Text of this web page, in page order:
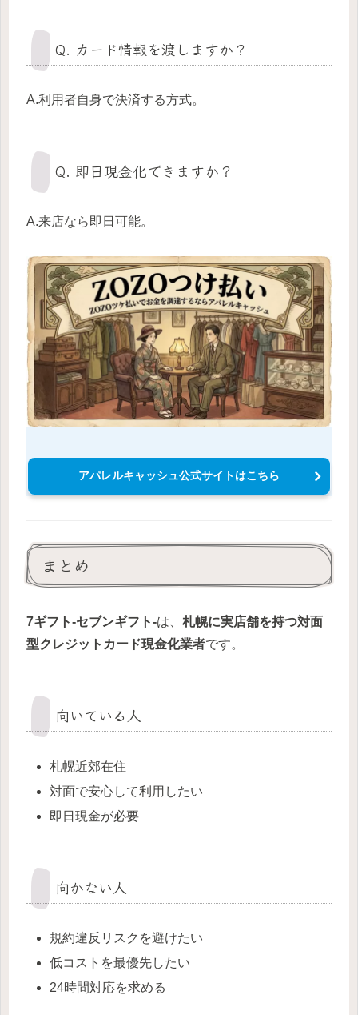
Q. カード情報を渡しますか？
A.利用者自身で決済する方式。
Q. 即日現金化できますか？
A.来店なら即日可能。
アパレルキャッシュ公式サイトはこちら
まとめ
7ギフト-セブンギフト-は、 札幌に実店舗を持つ対面
型クレジットカード現金化業者です。
向いている人
札幌近郊在住
対面で安心して利用したい
即日現金が必要
向かない人
規約違反リスクを避けたい
低コストを最優先したい
24時間対応を求める